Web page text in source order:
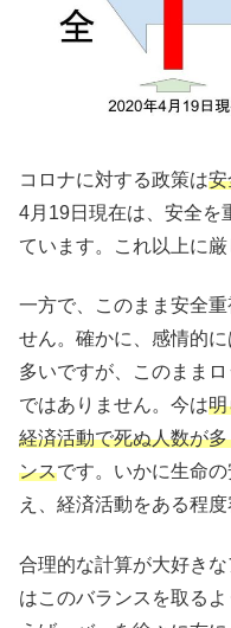
コロナに対する政策は安
4月19日現在は、安全を
ています。これ以上に
一方で、このまま安全
せん。確かに、感情的
多いですが、このまま
ではありません。今は明
経済活動で死ぬ人数が
ンスです。いかに生命
え、経済活動をある程
合理的な計算が大好き
はこのバランスを取る